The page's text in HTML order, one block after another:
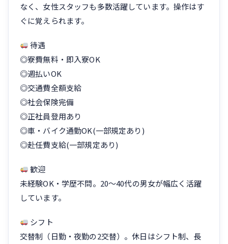
なく、女性スタッフも多数活躍しています。操作はす
ぐに覚えられます。
待遇
◎寮費無料・即入寮OK
◎週払いOK
◎交通費全額支給
◎社会保険完備
◎正社員登用あり
◎車・バイク通勤OK(一部規定あり)
◎赴任費支給(一部規定あり)
歓迎
未経験OK・学歴不問。20〜40代の男女が幅広く活躍
しています。
シフト
交替制（日勤・夜勤の2交替）。休日はシフト制、長